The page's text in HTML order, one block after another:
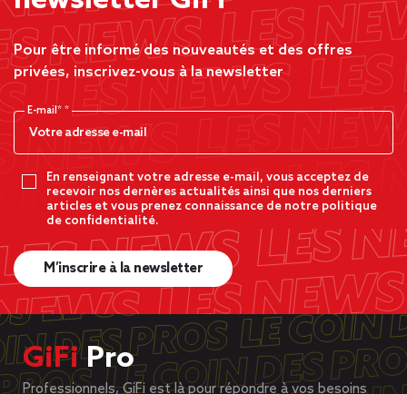
Pour être informé des nouveautés et des offres
privées, inscrivez-vous à la newsletter
E-mail*
En renseignant votre adresse e-mail, vous acceptez de
recevoir nos dernères actualités ainsi que nos derniers
articles et vous prenez connaissance de notre politique
de confidentialité.
M’inscrire à la newsletter
GiFiPro
Professionnels, GiFi est là pour répondre à vos besoins